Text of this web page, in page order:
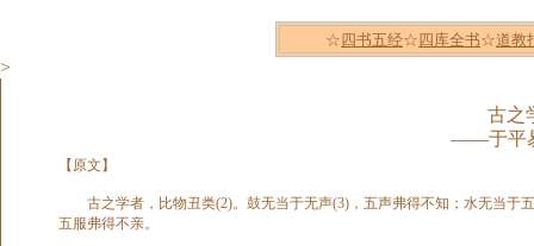
☆ 四书五经☆ 四库全书☆道教
>
古之
——于平
【原文】
古之学者，比物丑类(2)。鼓无当于无声(3)，五声弗得不知；水无当于
五服弗得不亲。